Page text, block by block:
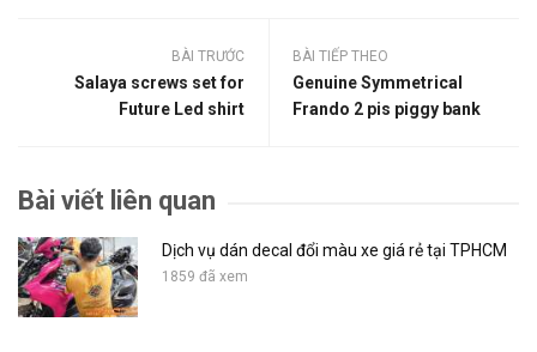
BÀI TRƯỚC
Salaya screws set for
Future Led shirt
BÀI TIẾP THEO
Genuine Symmetrical
Frando 2 pis piggy bank
Bài viết liên quan
Dịch vụ dán decal đổi màu xe giá rẻ tại TPHCM
1859 đã xem